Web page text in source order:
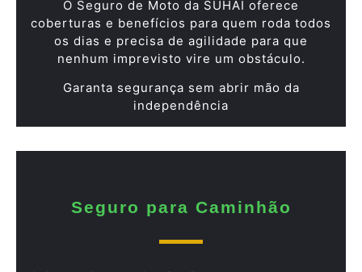
O Seguro de Moto da SUHAI oferece
coberturas e benefícios para quem roda todos
os dias e precisa de agilidade para que
nenhum imprevisto vire um obstáculo.
Garanta segurança sem abrir mão da
independência
Seguro para Caminhão